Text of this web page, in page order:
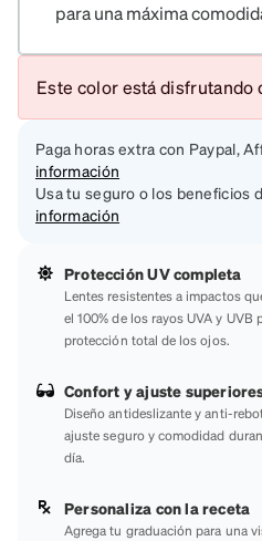
para una máxima
Este color está disfrutando
Paga horas extra con Paypal,
información
Usa tu seguro o los beneficios
información
Protección UV completa
Lentes resistentes a impactos
el 100% de los rayos UVA y UVB
protección total de los ojos.
Confort y ajuste
Diseño antideslizante y anti-
ajuste seguro y comodidad
día.
Personaliza con la receta
Agrega tu graduación para una